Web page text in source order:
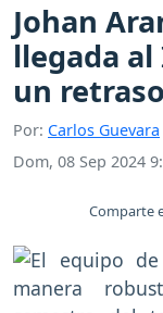
Johan
llegada
un
Por: Carlos Guevara
Dom, 08 Sep 2024
Comparte